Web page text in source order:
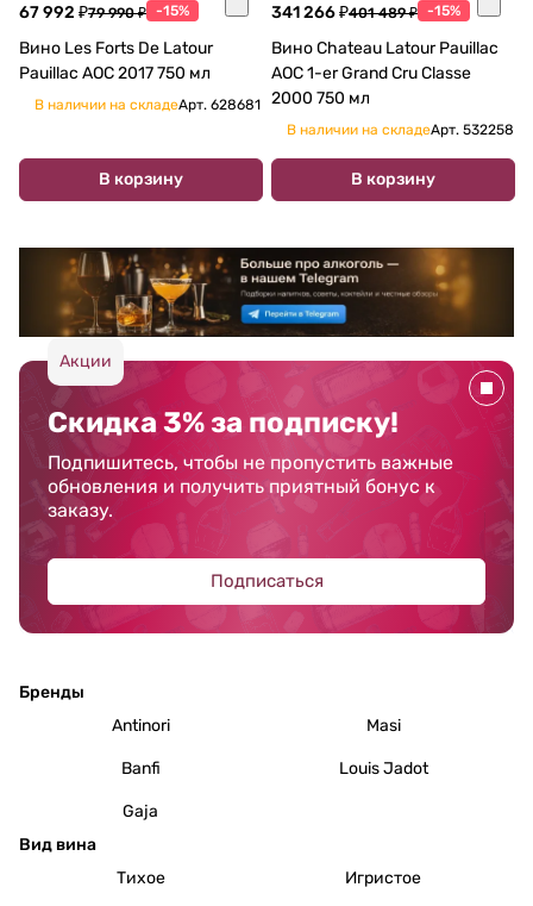
67 992 ₽79 990 ₽ -15%
Вино Les Forts De Latour
Pauillac AOC 2017 750 мл
В наличии на складеАрт. 628681
В корзину
341 266 ₽401 489 ₽ -15%
Вино Chateau Latour Pauillac
AOC 1-er Grand Cru Classe
2000 750 мл
В наличии на складеАрт. 532258
В корзину
Акции
Скидка 3% за подписку!
Подпишитесь, чтобы не пропустить важные
обновления и получить приятный бонус к
заказу.
Подписаться
Бренды
Antinori
Masi
Banfi Louis Jadot
Gaja
Вид вина
Тихое
Игристое